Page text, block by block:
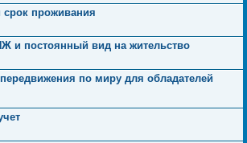
проживания
и постоянный вид на жительство
по миру для обладателей